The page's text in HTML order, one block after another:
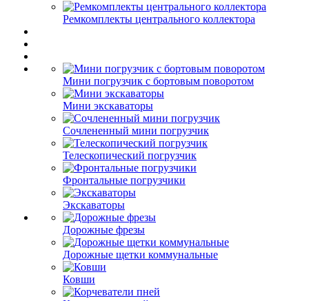
Ремкомплекты центрального коллектора
Мини погрузчик с бортовым поворотом
Мини экскаваторы
Сочлененный мини погрузчик
Телескопический погрузчик
Фронтальные погрузчики
Экскаваторы
Дорожные фрезы
Дорожные щетки коммунальные
Ковши